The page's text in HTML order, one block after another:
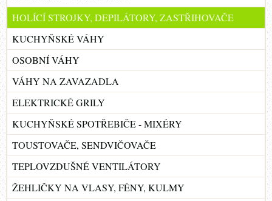
HOLÍCÍ STROJKY, DEPILÁTORY, ZASTŘIHOVAČE
KUCHYŇSKÉ VÁHY
OSOBNÍ VÁHY
VÁHY NA ZAVAZADLA
ELEKTRICKÉ GRILY
KUCHYŇSKÉ SPOTŘEBIČE - MIXÉRY
TOUSTOVAČE, SENDVIČOVAČE
TEPLOVZDUŠNÉ VENTILÁTORY
ŽEHLIČKY NA VLASY, FÉNY, KULMY